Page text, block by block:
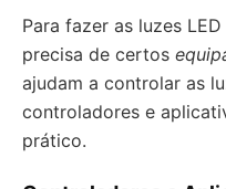
Para fazer as luzes
precisa de certos
ajudam a controlar as
controladores e
prático.